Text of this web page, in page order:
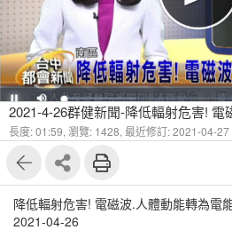
2021-4-26群健新聞-降低輻射危害! 電
長度: 01:59, 瀏覽: 1428, 最近修訂: 2021-04-27
降低輻射危害! 電磁波.人體動能轉為電
2021-04-26